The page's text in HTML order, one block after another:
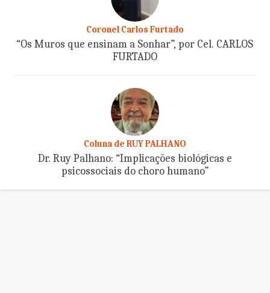
Coronel Carlos Furtado
“Os Muros que ensinam a Sonhar”, por Cel. CARLOS
FURTADO
Coluna de RUY PALHANO
Dr. Ruy Palhano: “Implicações biológicas e
psicossociais do choro humano”